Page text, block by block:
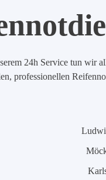
24h Service tun wir
professionellen